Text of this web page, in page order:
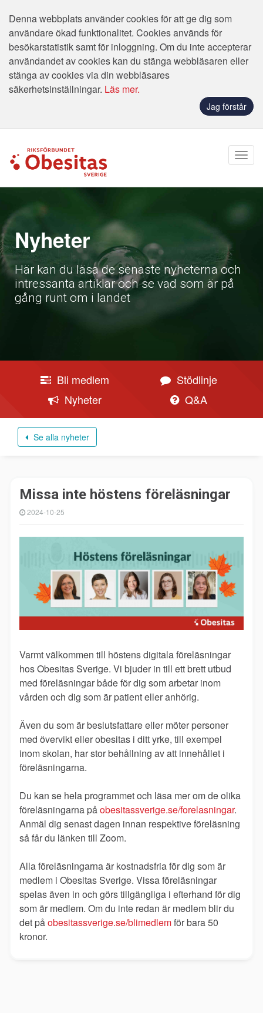
Denna webbplats använder cookies för att ge dig som
användare ökad funktionalitet. Cookies används för
besökarstatistik samt för inloggning. Om du inte accepterar
användandet av cookies kan du stänga webbläsaren eller
stänga av cookies via din webbläsares
säkerhetsinställningar. Läs mer.
Jag förstår
Nyheter
Här kan du läsa de senaste nyheterna och
intressanta artiklar och se vad som är på
gång runt om i landet
Bli medlem
Stödlinje
Nyheter
Q&A
Se alla nyheter
Missa inte höstens föreläsningar
2024-10-25
Varmt välkommen till höstens digitala föreläsningar
hos Obesitas Sverige. Vi bjuder in till ett brett utbud
med föreläsningar både för dig som arbetar inom
vården och dig som är patient eller anhörig.
Även du som är beslutsfattare eller möter personer
med övervikt eller obesitas i ditt yrke, till exempel
inom skolan, har stor behållning av att innehållet i
föreläsningarna.
Du kan se hela programmet och läsa mer om de olika
föreläsningarna påobesitassverige.se/forelasningar.
Anmäl dig senast dagen innan respektive föreläsning
så får du länken till Zoom.
Alla föreläsningarna är kostnadsfria för dig som är
medlem i Obesitas Sverige. Vissa föreläsningar
spelas även in och görs tillgängliga i efterhand för dig
som är medlem. Om du inte redan är medlem blir du
det påobesitassverige.se/blimedlemför bara 50
kronor.